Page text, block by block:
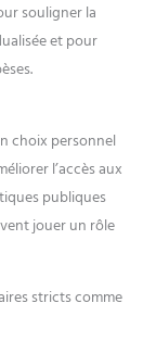
souligner la
et pour
choix personnel
l’accès aux
publiques
jouer un rôle
stricts comme